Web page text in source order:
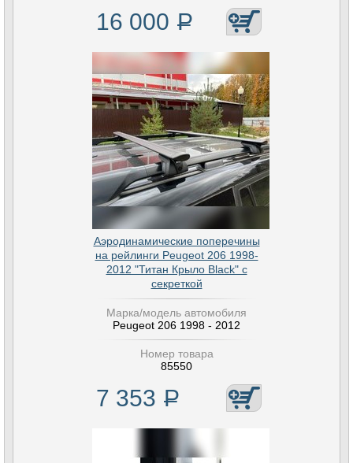
16 000 Р
Аэродинамические поперечины
на рейлинги Peugeot 206 1998-
2012 "Титан Крыло Black" с
секреткой
Марка/модель автомобиля
Peugeot 206 1998 - 2012
Номер товара
85550
7 353 Р